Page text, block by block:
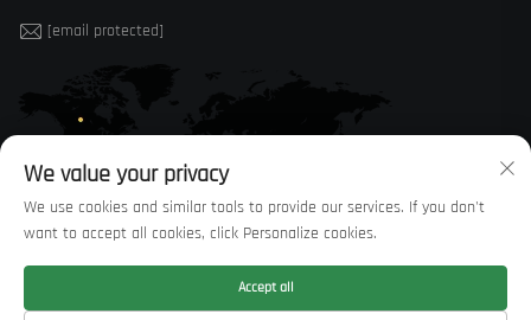
[email protected]
We value your privacy
We use cookies and similar tools to provide our services. If you don't
want to accept all cookies, click Personalize cookies.
Accept all